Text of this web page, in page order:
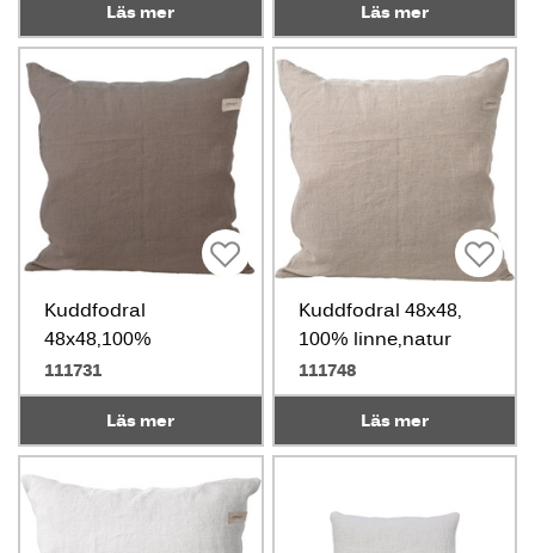
Läs mer Läs mer
Kuddfodral
48x48,100%
linne,mullvad
111731
Läs mer
Kuddfodral 48x48,
100% linne,natur
111748
Läs mer